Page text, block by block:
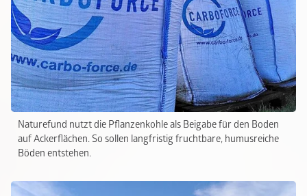
Naturefund nutzt die Pflanzenkohle als Beigabe für den Boden
auf Ackerflächen. So sollen langfristig fruchtbare, humusreiche
Böden entstehen.